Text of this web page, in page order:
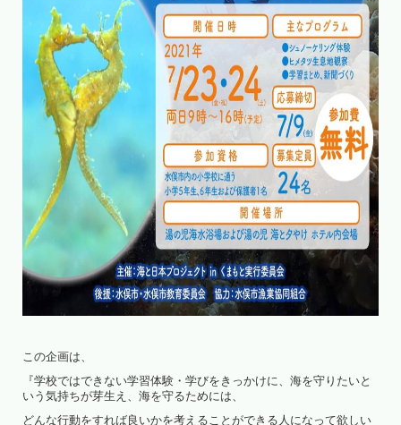
この企画は、
『学校ではできない学習体験・学びをきっかけに、海を守りたいと
いう気持ちが芽生え、海を守るためには、
どんな行動をすれば良いかを考えることができる人になって欲しい